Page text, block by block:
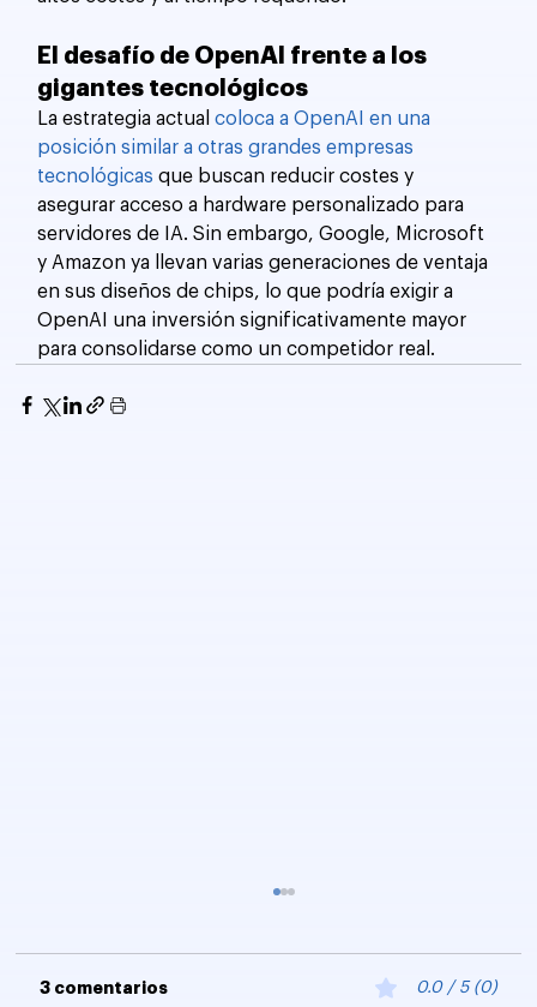
El desafío de OpenAI frente a los
gigantes tecnológicos
La estrategia actual coloca a OpenAI en una
posición similar a otras grandes empresas
tecnológicas que buscan reducir costes y
asegurar acceso a hardware personalizado para
servidores de IA. Sin embargo, Google, Microsoft
y Amazon ya llevan varias generaciones de ventaja
en sus diseños de chips, lo que podría exigir a
OpenAI una inversión significativamente mayor
para consolidarse como un competidor real.
3 comentarios 0.0 / 5 (0)